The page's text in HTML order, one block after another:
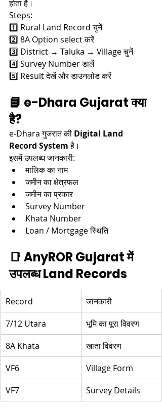
होता है।
Steps:
1️⃣ Rural Land Record चुनें
2️⃣ 8A Option select करें
3️⃣ District → Taluka → Village चुनें
4️⃣ Survey Number डालें
5️⃣ Result देखें और डाउनलोड करें
📘 e-Dhara Gujarat क्या
है?
e-Dhara गुजरात की Digital Land
Record System है।
इसमें उपलब्ध जानकारी:
मालिक का नाम
जमीन का क्षेत्रफल
जमीन का प्रकार
Survey Number
Khata Number
Loan / Mortgage स्थिति
📑 AnyROR Gujarat में
उपलब्ध Land Records
Record
जानकारी
7/12 Utara
भूमि का पूरा विवरण
8A Khata
खाता विवरण
VF6
Village Form
VF7
Survey Details